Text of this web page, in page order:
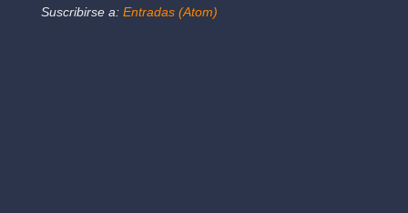
Suscribirse a: Entradas (Atom)